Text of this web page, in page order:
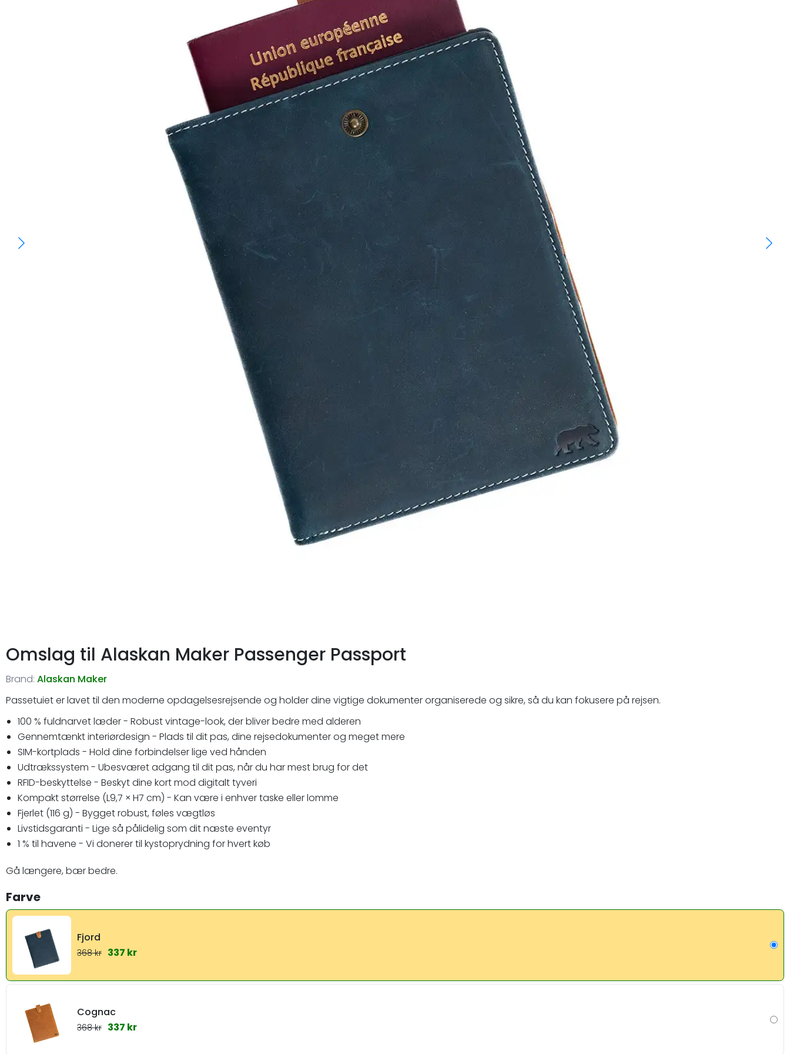
Omslag til Alaskan Maker Passenger Passport
Brand: Alaskan Maker
Passetuiet er lavet til den moderne opdagelsesrejsende og holder dine vigtige dokumenter organiserede og sikre, så du kan fokusere på rejsen.
100 % fuldnarvet læder - Robust vintage-look, der bliver bedre med alderen
Gennemtænkt interiørdesign - Plads til dit pas, dine rejsedokumenter og meget mere
SIM-kortplads - Hold dine forbindelser lige ved hånden
Udtrækssystem - Ubesværet adgang til dit pas, når du har mest brug for det
RFID-beskyttelse - Beskyt dine kort mod digitalt tyveri
Kompakt størrelse (L9,7 × H7 cm) - Kan være i enhver taske eller lomme
Fjerlet (116 g) - Bygget robust, føles vægtløs
Livstidsgaranti - Lige så pålidelig som dit næste eventyr
1 % til havene - Vi donerer til kystoprydning for hvert køb
Gå længere, bær bedre.
Farve
Fjord
368 kr 337 kr
Cognac
368 kr 337 kr